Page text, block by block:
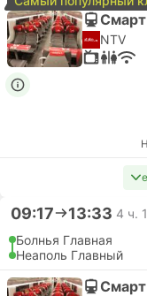
NTV
09:17 13:33 4 ч.
Болнья Главная
Неаполь Главный